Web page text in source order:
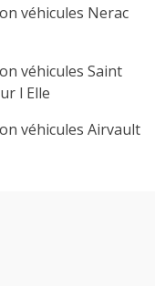
véhicules Nerac
véhicules Saint
l Elle
véhicules Airvault